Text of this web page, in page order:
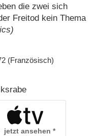
die zwei sich
Freitod kein Thema
(Französisch)
jetzt ansehen